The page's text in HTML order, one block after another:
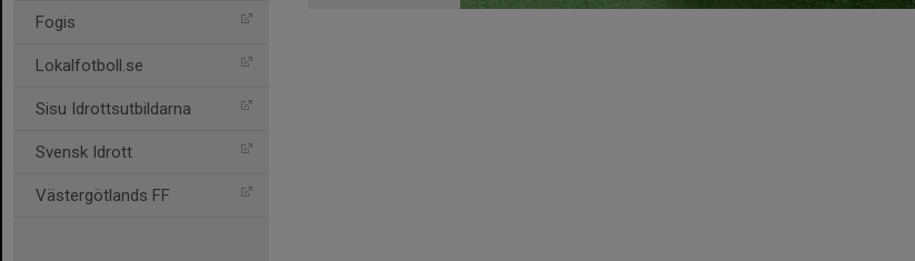
Fogis
Lokalfotboll.se
Sisu Idrottsutbildarna
Svensk Idrott
Västergötlands FF